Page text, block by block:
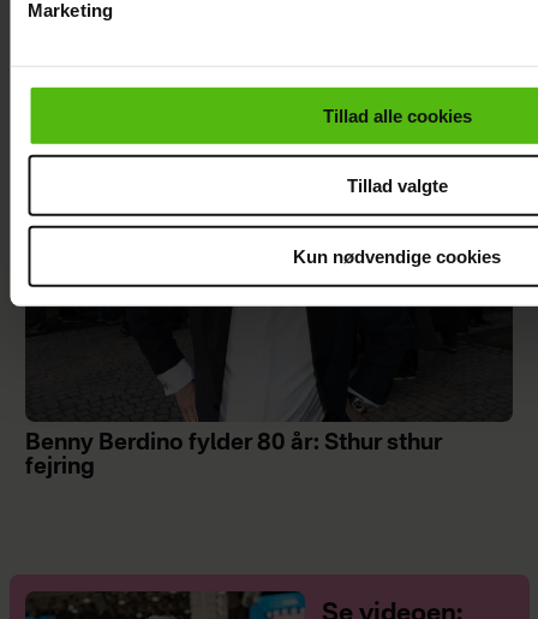
cookiepolitik.
Marketing
Tillad alle cookies
Tillad valgte
Kun nødvendige cookies
Benny Berdino fylder 80 år: Sthur sthur
fejring